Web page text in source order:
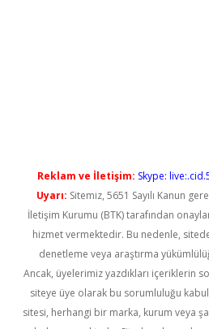
Reklam ve İletişim: Skype:
Uyarı: Sitemiz, 5651 Sayılı Kanun
İletişim Kurumu (BTK) tarafından
hizmet vermektedir. Bu nedenle,
denetleme veya araştırma
Ancak, üyelerimiz yazdıkları içeriklerin
siteye üye olarak bu sorumluluğu
sitesi, herhangi bir marka, kurum veya